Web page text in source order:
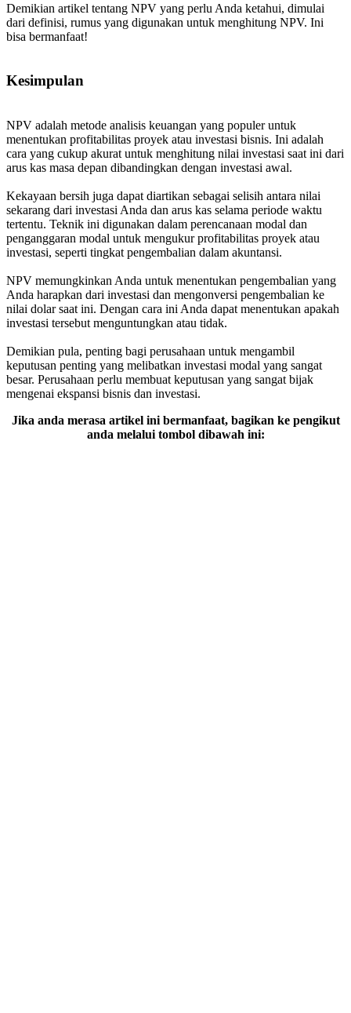
Demikian artikel tentang NPV yang perlu Anda ketahui, dimulai
dari definisi, rumus yang digunakan untuk menghitung NPV. Ini
bisa bermanfaat!
Kesimpulan
NPV adalah metode analisis keuangan yang populer untuk
menentukan profitabilitas proyek atau investasi bisnis. Ini adalah
cara yang cukup akurat untuk menghitung nilai investasi saat ini dari
arus kas masa depan dibandingkan dengan investasi awal.
Kekayaan bersih juga dapat diartikan sebagai selisih antara nilai
sekarang dari investasi Anda dan arus kas selama periode waktu
tertentu. Teknik ini digunakan dalam perencanaan modal dan
penganggaran modal untuk mengukur profitabilitas proyek atau
investasi, seperti tingkat pengembalian dalam akuntansi.
NPV memungkinkan Anda untuk menentukan pengembalian yang
Anda harapkan dari investasi dan mengonversi pengembalian ke
nilai dolar saat ini. Dengan cara ini Anda dapat menentukan apakah
investasi tersebut menguntungkan atau tidak.
Demikian pula, penting bagi perusahaan untuk mengambil
keputusan penting yang melibatkan investasi modal yang sangat
besar. Perusahaan perlu membuat keputusan yang sangat bijak
mengenai ekspansi bisnis dan investasi.
Jika anda merasa artikel ini bermanfaat, bagikan ke pengikut
anda melalui tombol dibawah ini: